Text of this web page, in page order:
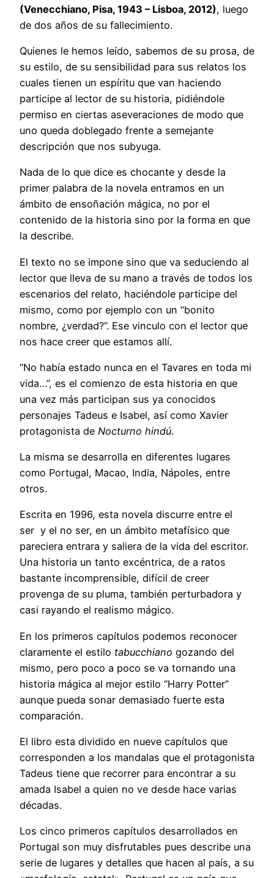
(Venecchiano, Pisa, 1943 – Lisboa, 2012), luego
de dos años de su fallecimiento.
Quienes le hemos leído, sabemos de su prosa, de
su estilo, de su sensibilidad para sus relatos los
cuales tienen un espíritu que van haciendo
participe al lector de su historia, pidiéndole
permiso en ciertas aseveraciones de modo que
uno queda doblegado frente a semejante
descripción que nos subyuga.
Nada de lo que dice es chocante y desde la
primer palabra de la novela entramos en un
ámbito de ensoñación mágica, no por el
contenido de la historia sino por la forma en que
la describe.
El texto no se impone sino que va seduciendo al
lector que lleva de su mano a través de todos los
escenarios del relato, haciéndole participe del
mismo, como por ejemplo con un “bonito
nombre, ¿verdad?”. Ese vinculo con el lector que
nos hace creer que estamos allí.
“No había estado nunca en el Tavares en toda mi
vida…”, es el comienzo de esta historia en que
una vez más participan sus ya conocidos
personajes Tadeus e Isabel, así como Xavier
protagonista de Nocturno hindú.
La misma se desarrolla en diferentes lugares
como Portugal, Macao, India, Nápoles, entre
otros.
Escrita en 1996, esta novela discurre entre el
ser y el no ser, en un ámbito metafísico que
pareciera entrara y saliera de la vida del escritor.
Una historia un tanto excéntrica, de a ratos
bastante incomprensible, difícil de creer
provenga de su pluma, también perturbadora y
casi rayando el realismo mágico.
En los primeros capítulos podemos reconocer
claramente el estilo tabucchiano gozando del
mismo, pero poco a poco se va tornando una
historia mágica al mejor estilo “Harry Potter”
aunque pueda sonar demasiado fuerte esta
comparación.
El libro esta dividido en nueve capítulos que
corresponden a los mandalas que el protagonista
Tadeus tiene que recorrer para encontrar a su
amada Isabel a quien no ve desde hace varias
décadas.
Los cinco primeros capítulos desarrollados en
Portugal son muy disfrutables pues describe una
serie de lugares y detalles que hacen al país, a su